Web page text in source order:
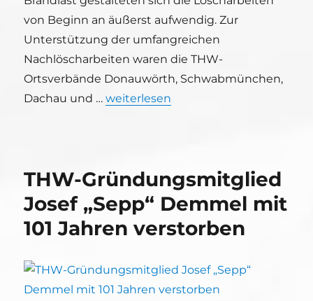
von Beginn an äußerst aufwendig. Zur
Unterstützung der umfangreichen
Nachlöscharbeiten waren die THW-
Ortsverbände Donauwörth, Schwabmünchen,
Dachau und …„Überörtlicher Einsatz für den
weiterlesen
THW-Gründungsmitglied
Josef „Sepp“ Demmel mit
101 Jahren verstorben